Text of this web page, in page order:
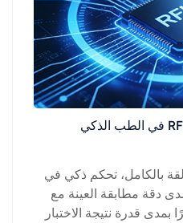
بالكامل، تحكم ذكي في
دقة مطابقة العينة مع
بمدى قدرة نتيجة الاختبار